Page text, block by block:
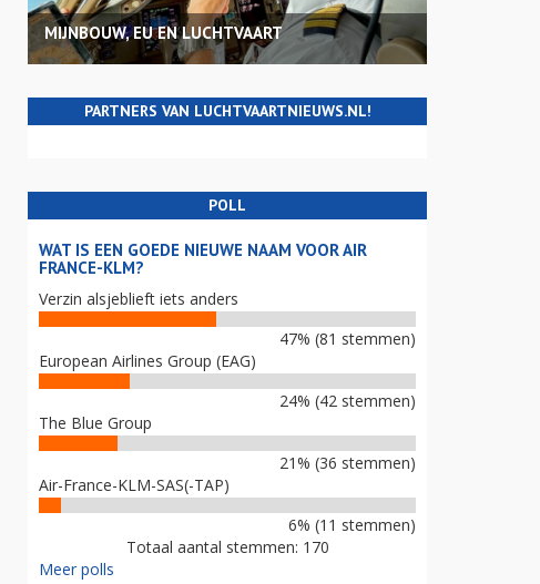
MIJNBOUW, EU EN LUCHTVAART
PARTNERS VAN LUCHTVAARTNIEUWS.NL!
POLL
WAT IS EEN GOEDE NIEUWE NAAM VOOR AIR
FRANCE-KLM?
Verzin alsjeblieft iets anders
47% (81 stemmen)
European Airlines Group (EAG)
24% (42 stemmen)
The Blue Group
21% (36 stemmen)
Air-France-KLM-SAS(-TAP)
6% (11 stemmen)
Totaal aantal stemmen: 170
Meer polls